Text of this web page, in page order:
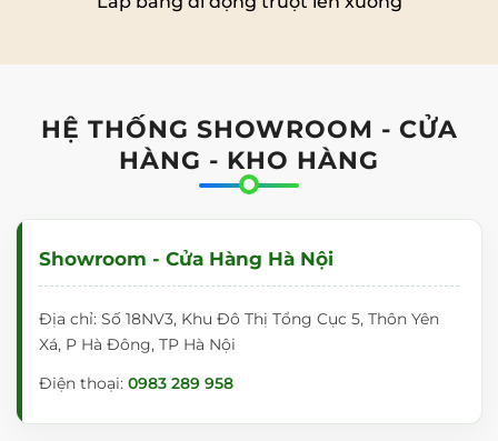
HỆ THỐNG SHOWROOM - CỬA
HÀNG - KHO HÀNG
Showroom - Cửa Hàng Hà Nội
Địa chỉ: Số 18NV3, Khu Đô Thị Tổng Cục 5, Thôn Yên
Xá, P Hà Đông, TP Hà Nội
Điện thoại: 0983 289 958